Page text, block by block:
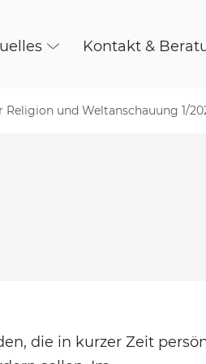
Kontakt &
und Weltanschauung 1/
die in kurzer Zeit